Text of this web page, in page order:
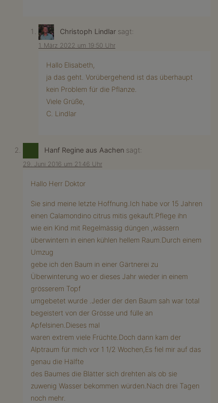
Christoph Lindlar sagt:
1. März 2022 um 19:50 Uhr
Hallo Elisabeth,
ja das geht. Vorübergehend ist das überhaupt
kein Problem für die Pflanze.
Viele Grüße,
C. Lindlar
Hanf Regine aus Aachen sagt:
29. Juni 2016 um 21:46 Uhr
Hallo Herr Doktor
Sie sind meine letzte Hoffnung.Ich habe vor 15 Jahren
einen Calamondino citrus mitis gekauft.Pflege ihn
wie ein Kind mit Regelmässig düngen ,wässern
überwintern in einen kühlen hellem Raum.Durch einem
Umzug
gebe ich den Baum in einer Gärtnerei zu
Überwinterung wo er dieses Jahr wieder in einem
grösserem Topf
umgebetet wurde .Jeder der den Baum sah war total
begeistert von der Grösse und fülle an
Apfelsinen.Dieses mal
waren extrem viele Früchte.Doch dann kam der
Alptraum für mich vor 1 1/2 Wochen,Es fiel mir auf das
genau die Hälfte
des Baumes die Blätter sich drehten als ob sie
zuwenig Wasser bekommen würden.Nach drei Tagen
noch mehr.